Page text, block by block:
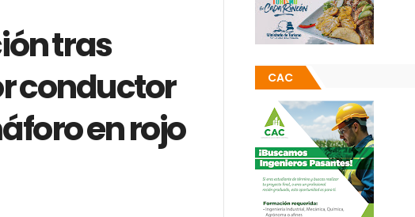
tras
conductor
en rojo
CAC